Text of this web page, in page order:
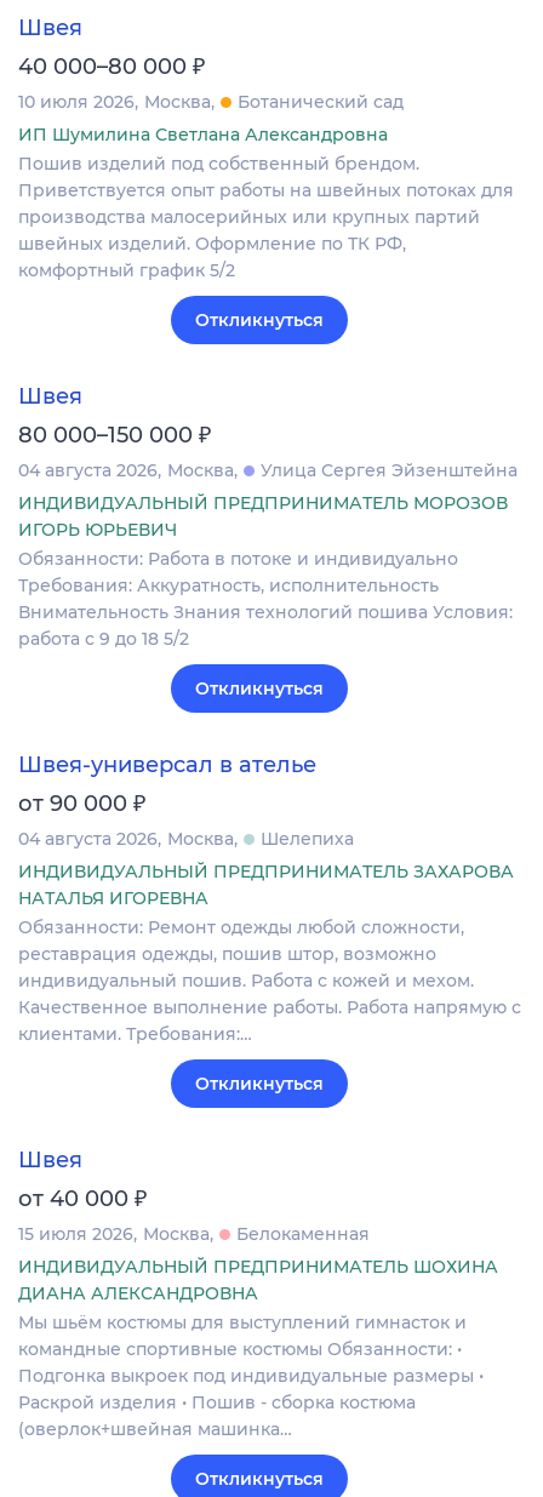
Швея
40 000–80 000 ₽
10 июля 2026 Москва
Ботанический сад
ИП Шумилина Светлана Александровна
Пошив изделий под собственный брендом.
Приветствуется опыт работы на швейных потоках для
производства малосерийных или крупных партий
швейных изделий. Оформление по ТК РФ,
комфортный график 5/2
Откликнуться
Швея
80 000–150 000 ₽
04 августа 2026 Москва
Улица Сергея Эйзенштейна
ИНДИВИДУАЛЬНЫЙ ПРЕДПРИНИМАТЕЛЬ МОРОЗОВ
ИГОРЬ ЮРЬЕВИЧ
Обязанности: Работа в потоке и индивидуально
Требования: Аккуратность, исполнительность
Внимательность Знания технологий пошива Условия:
работа с 9 до 18 5/2
Откликнуться
Швея-универсал в ателье
от 90 000 ₽
04 августа 2026 Москва
Шелепиха
ИНДИВИДУАЛЬНЫЙ ПРЕДПРИНИМАТЕЛЬ ЗАХАРОВА
НАТАЛЬЯ ИГОРЕВНА
Обязанности: Ремонт одежды любой сложности,
реставрация одежды, пошив штор, возможно
индивидуальный пошив. Работа с кожей и мехом.
Качественное выполнение работы. Работа напрямую с
клиентами. Требования:…
Откликнуться
Швея
от 40 000 ₽
15 июля 2026 Москва
Белокаменная
ИНДИВИДУАЛЬНЫЙ ПРЕДПРИНИМАТЕЛЬ ШОХИНА
ДИАНА АЛЕКСАНДРОВНА
Мы шьём костюмы для выступлений гимнасток и
командные спортивные костюмы Обязанности: •
Подгонка выкроек под индивидуальные размеры •
Раскрой изделия • Пошив - сборка костюма
(оверлок+швейная машинка…
Откликнуться